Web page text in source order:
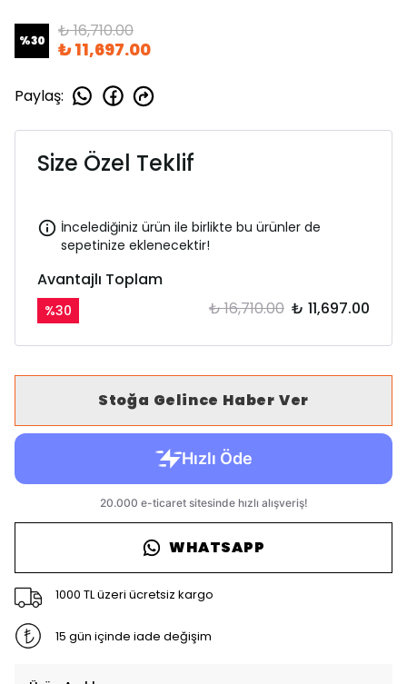
%30 ₺ 16,710.00
₺ 11,697.00
Paylaş:
Size Özel Teklif
İncelediğiniz ürün ile birlikte bu ürünler de
sepetinize eklenecektir!
Avantajlı Toplam
%30 ₺ 16,710.00 ₺ 11,697.00
Stoğa Gelince Haber Ver
WHATSAPP
1000 TL üzeri ücretsiz kargo
15 gün içinde iade değişim